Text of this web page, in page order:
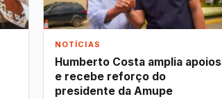
NOTÍCIAS
Humberto Costa amplia apoios
e recebe reforço do
presidente da Amupe